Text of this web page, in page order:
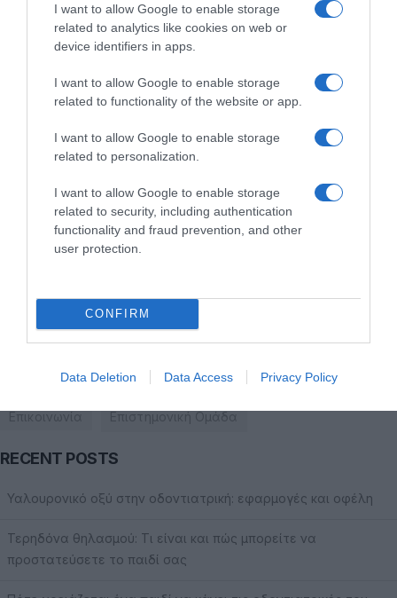
I want to allow Google to enable storage
related to analytics like cookies on web or
device identifiers in apps.
I want to allow Google to enable storage
related to functionality of the website or app.
I want to allow Google to enable storage
related to personalization.
I want to allow Google to enable storage
related to security, including authentication
functionality and fraud prevention, and other
user protection.
CONFIRM
Data Deletion Data Access Privacy Policy
dentalsmiles.contact@gmail.com
Περιφερειακή οδός Ορνού – Νέο Λιμάνι, Αμυγδαλίδι
Μυκόνου (δίπλα στο ΙΚΑ)
+30 6944860110
+30 22890 27275
ΧΡΗΣΙΜΑ LINKS
Το ιατρείο Οδοντιατρείο Μύκονος Συμβουλές
RECENT POSTS
Υαλουρονικό οξύ στην οδοντιατρική: εφαρμογές και οφέλη
Τερηδόνα θηλασμού: Τι είναι και πώς μπορείτε να
προστατεύσετε το παιδί σας